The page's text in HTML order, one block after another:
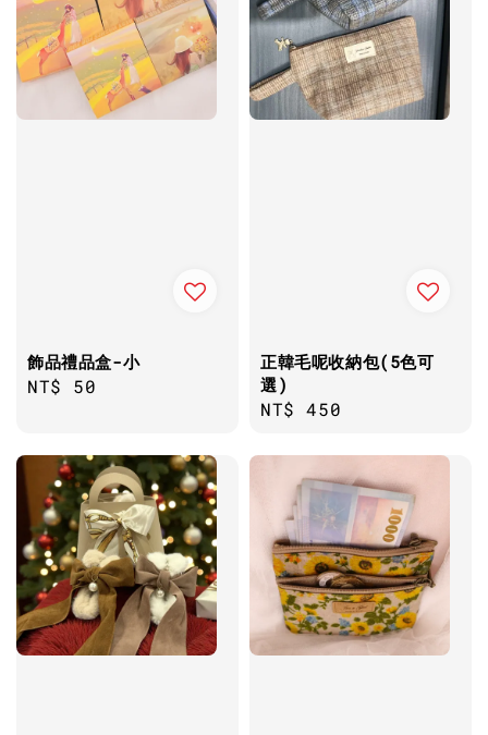
飾品禮品盒-小
Regular
NT$ 50
正韓毛呢收納包(5色可
選)
Regular
NT$ 450